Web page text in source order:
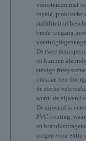
vouwtenten met
royale, praktische
stabiliteit of
brede toegang
De twee
en kunnen
stevige
ontstaat een
de sterke
wordt de zijwand
De zijwand is
PVC-coating,
en
zorgen voor extra